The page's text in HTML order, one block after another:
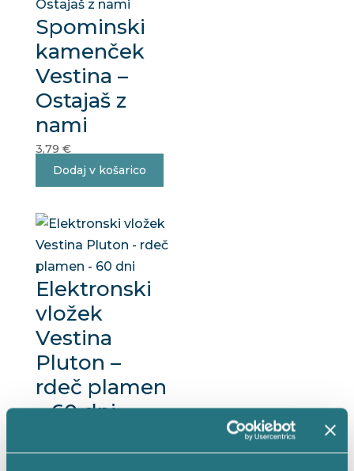
Spominski
kamenček
Vestina –
Ostajaš z
nami
3,79 €
Dodaj v košarico
Elektronski
vložek
Vestina
Pluton –
rdeč plamen
– 60 dni
Dodaj v košarico